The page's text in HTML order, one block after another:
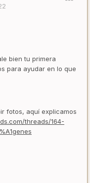
bien tu primera
para ayudar en lo que
fotos, aquí explicamos
threads/164-